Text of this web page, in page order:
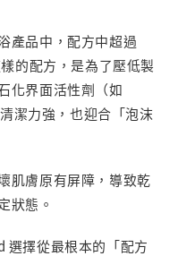
產品中，配方中超過
的配方，是為了壓低製
化界面活性劑（如
潔力強，也迎合「泡沫
肌膚原有屏障，導致乾
狀態。
選擇從最根本的「配方